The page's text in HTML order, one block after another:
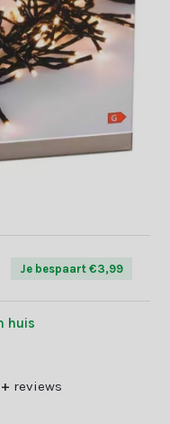
Je bespaart €3,99
huis
reviews